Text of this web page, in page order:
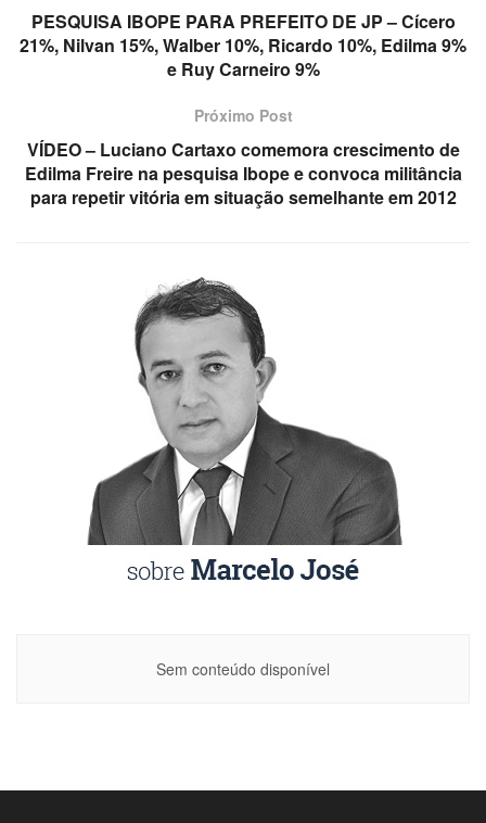
PESQUISA IBOPE PARA PREFEITO DE JP – Cícero
21%, Nilvan 15%, Walber 10%, Ricardo 10%, Edilma 9%
e Ruy Carneiro 9%
Próximo Post
VÍDEO – Luciano Cartaxo comemora crescimento de
Edilma Freire na pesquisa Ibope e convoca militância
para repetir vitória em situação semelhante em 2012
Sem conteúdo disponível